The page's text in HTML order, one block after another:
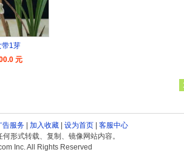
带1芽
元
告服务| 加入收藏| 设为首页| 客服中心
形式转载、复制、镜像网站内容。
Inc. All Rights Reserved